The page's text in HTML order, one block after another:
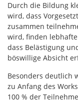
Durch die Bildung
wird, dass
zusammen
wird, finden
dass Belästigung
böswillige Absicht
Besonders deutlich
zu Anfang des
100 % der